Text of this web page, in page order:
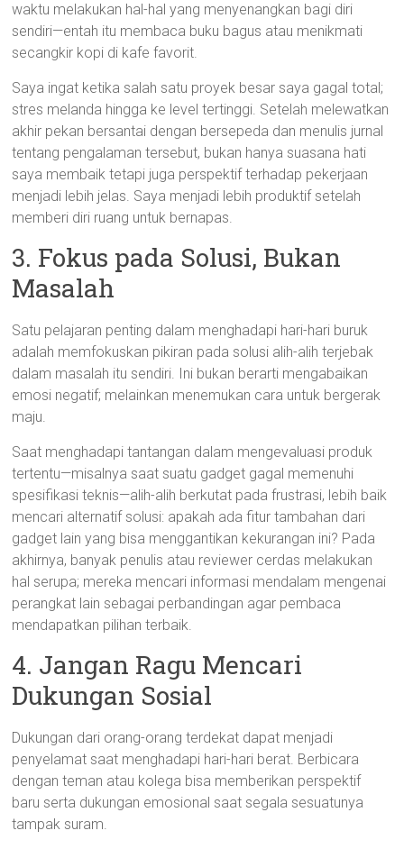
waktu melakukan hal-hal yang menyenangkan bagi diri
sendiri—entah itu membaca buku bagus atau menikmati
secangkir kopi di kafe favorit.
Saya ingat ketika salah satu proyek besar saya gagal total;
stres melanda hingga ke level tertinggi. Setelah melewatkan
akhir pekan bersantai dengan bersepeda dan menulis jurnal
tentang pengalaman tersebut, bukan hanya suasana hati
saya membaik tetapi juga perspektif terhadap pekerjaan
menjadi lebih jelas. Saya menjadi lebih produktif setelah
memberi diri ruang untuk bernapas.
3. Fokus pada Solusi, Bukan
Masalah
Satu pelajaran penting dalam menghadapi hari-hari buruk
adalah memfokuskan pikiran pada solusi alih-alih terjebak
dalam masalah itu sendiri. Ini bukan berarti mengabaikan
emosi negatif; melainkan menemukan cara untuk bergerak
maju.
Saat menghadapi tantangan dalam mengevaluasi produk
tertentu—misalnya saat suatu gadget gagal memenuhi
spesifikasi teknis—alih-alih berkutat pada frustrasi, lebih baik
mencari alternatif solusi: apakah ada fitur tambahan dari
gadget lain yang bisa menggantikan kekurangan ini? Pada
akhirnya, banyak penulis atau reviewer cerdas melakukan
hal serupa; mereka mencari informasi mendalam mengenai
perangkat lain sebagai perbandingan agar pembaca
mendapatkan pilihan terbaik.
4. Jangan Ragu Mencari
Dukungan Sosial
Dukungan dari orang-orang terdekat dapat menjadi
penyelamat saat menghadapi hari-hari berat. Berbicara
dengan teman atau kolega bisa memberikan perspektif
baru serta dukungan emosional saat segala sesuatunya
tampak suram.